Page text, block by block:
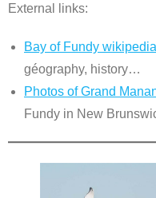
External links:
Bay of Fundy
géography, history…
Photos of Grand
Fundy in New